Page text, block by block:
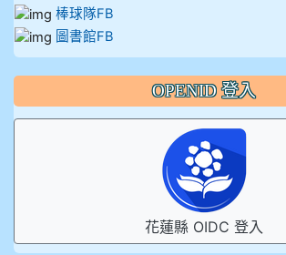
棒球隊FB
圖書館FB
OPENID 登入
花蓮縣 OIDC 登入